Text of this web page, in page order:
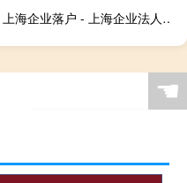
上海企业落户 - 上海企业法人落户
☚